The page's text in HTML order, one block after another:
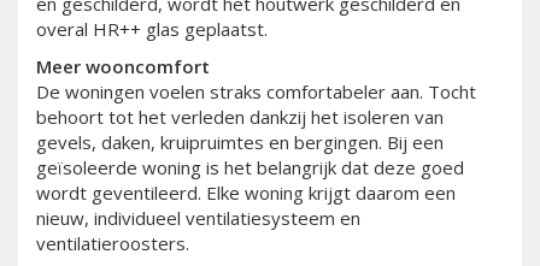
overal HR++ glas geplaatst.
Meer wooncomfort
De woningen voelen straks comfortabeler aan. Tocht
behoort tot het verleden dankzij het isoleren van
gevels, daken, kruipruimtes en bergingen. Bij een
geïsoleerde woning is het belangrijk dat deze goed
wordt geventileerd. Elke woning krijgt daarom een
nieuw, individueel ventilatiesysteem en
ventilatieroosters.